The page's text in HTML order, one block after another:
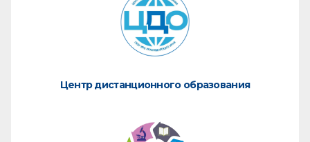
Центр дистанционного образования